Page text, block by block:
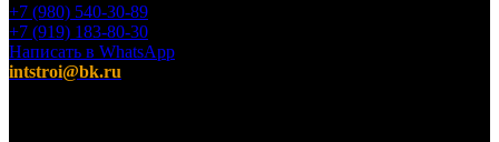
+7 (980) 540-30-89
+7 (919) 183-80-30
Написать в WhatsApp
intstroi@bk.ru